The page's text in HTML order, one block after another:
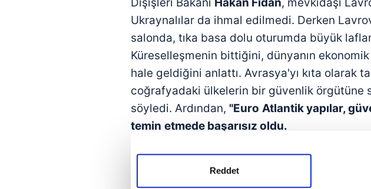
Reddet
Ukraynalılar da ihmal edilmedi. Derken
salonda, tıka basa dolu oturumda büyük
Küreselleşmenin bittiğini, dünyanın ekonomik
hale geldiğini anlattı. Avrasya'yı kıta olarak
coğrafyadaki ülkelerin bir güvenlik örgütüne
söyledi. Ardından, "Euro Atlantik yapılar,
temin etmede başarısız oldu.
Şimdi tüm çabaları yeni bir savaşa
Bunun merkezindeAlmanya, Fransa,